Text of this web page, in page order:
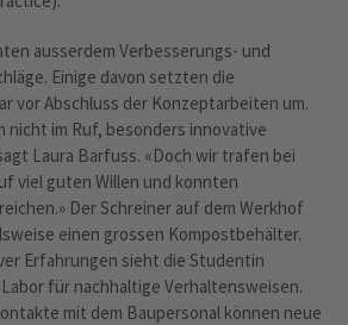
ausserdem Verbesserungs- und
Einige davon setzten die
vor Abschluss der Konzeptarbeiten um.
nicht im Ruf, besonders innovative
Laura Barfuss. «Doch wir trafen bei
viel guten Willen und konnten
Der Schreiner auf dem Werkhof
einen grossen Kompostbehälter.
Erfahrungen sieht die Studentin
für nachhaltige Verhaltensweisen.
mit dem Baupersonal können neue